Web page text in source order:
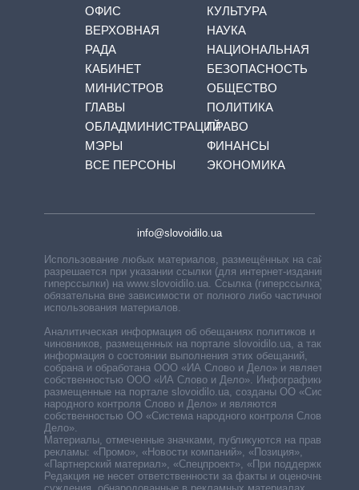
ОФИС
ВЕРХОВНАЯ
РАДА
КАБИНЕТ
МИНИСТРОВ
ГЛАВЫ
ОБЛАДМИНИСТРАЦИЙ
МЭРЫ
ВСЕ ПЕРСОНЫ
КУЛЬТУРА
НАУКА
НАЦИОНАЛЬНАЯ
БЕЗОПАСНОСТЬ
ОБЩЕСТВО
ПОЛИТИКА
ПРАВО
ФИНАНСЫ
ЭКОНОМИКА
info@slovoidilo.ua
Использование любых материалов, размещённых на сайте,
разрешается при указании ссылки (для интернет-изданий —
гиперссылки) на www.slovoidilo.ua. Ссылка (гиперссылка)
обязательна вне зависимости от полного либо частичного
использования материалов.
Аналитическая информация об обещаниях политиков и
чиновников, размещенных на портале slovoidilo.ua, а также
информация о состоянии выполнения этих обещаний,
собрана и обработана ООО «ИА Слово и Дело» и является
собственностью ООО «ИА Слово и Дело». Инфографики,
размещенные на портале slovoidilo.ua, созданы ОО «Система
народного контроля Слово и Дело» и являются
собственностью ОО «Система народного контроля Слово и
Дело».
Материалы, отмеченные значками, публикуются на правах
рекламы: «Промо», «Новости компаний», «Позиция»,
«Партнерский материал», «Спецпроект», «При поддержке».
Редакция не несет ответственности за факты и оценочные